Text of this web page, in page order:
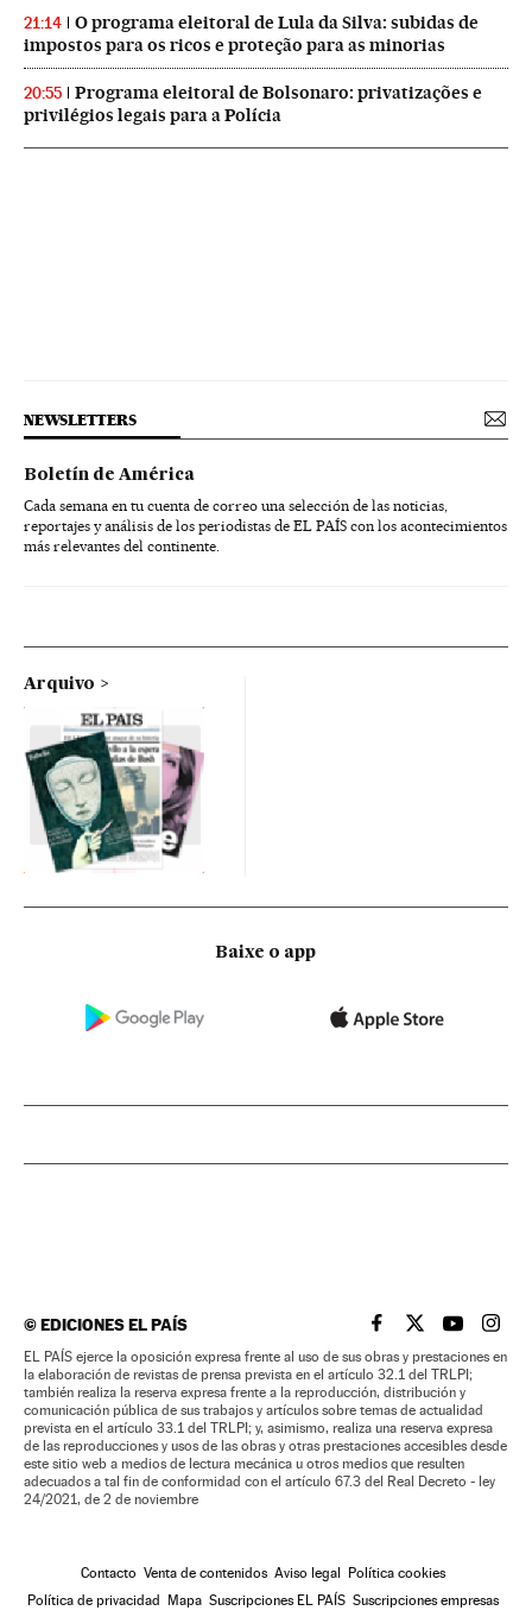
21:14
O programa eleitoral de Lula da Silva: subidas de
impostos para os ricos e proteção para as minorias
20:55
Programa eleitoral de Bolsonaro: privatizações e
privilégios legais para a Polícia
NEWSLETTERS
Boletín de América
Cada semana en tu cuenta de correo una selección de las noticias,
reportajes y análisis de los periodistas de EL PAÍS con los acontecimientos
más relevantes del continente.
Arquivo
Baixe o app
©EDICIONES EL PAÍS EL PAÍS BRASIL EN
EL PAÍSEL PAÍS
EL
EL PAÍS ejerce la oposición expresa frente al uso de sus obras y prestaciones en
la elaboración de revistas de prensa prevista en el artículo 32.1 del TRLPI;
también realiza la reserva expresa frente a la reproducción, distribución y
comunicación pública de sus trabajos y artículos sobre temas de actualidad
prevista en el artículo 33.1 del TRLPI; y, asimismo, realiza una reserva expresa
de las reproducciones y usos de las obras y otras prestaciones accesibles desde
este sitio web a medios de lectura mecánica u otros medios que resulten
adecuados a tal fin de conformidad con el artículo 67.3 del Real Decreto - ley
24/2021, de 2 de noviembre
Contacto Venta de contenidos Aviso legal
Política cookies
Política de privacidad
Mapa Suscripciones EL PAÍS Suscripciones empresas